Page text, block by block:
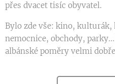
přes dvacet tisíc obyvatel.
Bylo zde vše: kino, kulturák,
nemocnice, obchody,
albánské poměry velmi